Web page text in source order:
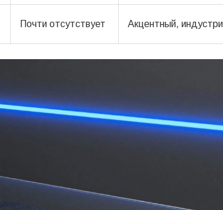
Почти отсутствует Акцентный,